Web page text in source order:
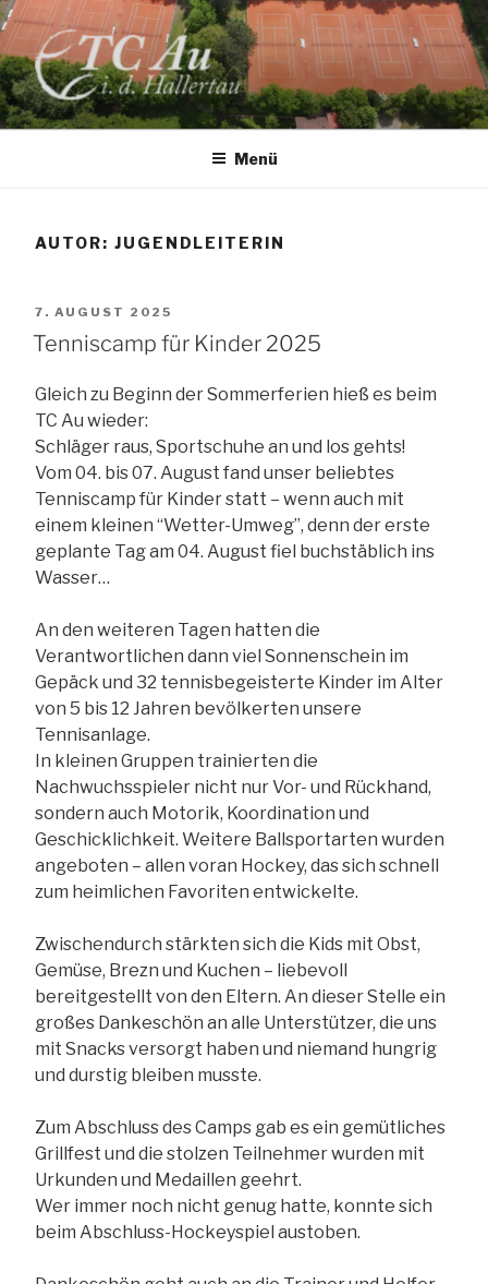
Zum
Inhalt
springen
TC AU Menü
AUTOR: JUGENDLEITERIN
VERÖFFENTLICHT
AM
7. AUGUST 2025
Tenniscamp für Kinder 2025
Gleich zu Beginn der Sommerferien hieß es beim
TC Au wieder:
Schläger raus, Sportschuhe an und los gehts!
Vom 04. bis 07. August fand unser beliebtes
Tenniscamp für Kinder statt – wenn auch mit
einem kleinen “Wetter-Umweg”, denn der erste
geplante Tag am 04. August fiel buchstäblich ins
Wasser…
An den weiteren Tagen hatten die
Verantwortlichen dann viel Sonnenschein im
Gepäck und 32 tennisbegeisterte Kinder im Alter
von 5 bis 12 Jahren bevölkerten unsere
Tennisanlage.
In kleinen Gruppen trainierten die
Nachwuchsspieler nicht nur Vor- und Rückhand,
sondern auch Motorik, Koordination und
Geschicklichkeit. Weitere Ballsportarten wurden
angeboten – allen voran Hockey, das sich schnell
zum heimlichen Favoriten entwickelte.
Zwischendurch stärkten sich die Kids mit Obst,
Gemüse, Brezn und Kuchen – liebevoll
bereitgestellt von den Eltern. An dieser Stelle ein
großes Dankeschön an alle Unterstützer, die uns
mit Snacks versorgt haben und niemand hungrig
und durstig bleiben musste.
Zum Abschluss des Camps gab es ein gemütliches
Grillfest und die stolzen Teilnehmer wurden mit
Urkunden und Medaillen geehrt.
Wer immer noch nicht genug hatte, konnte sich
beim Abschluss-Hockeyspiel austoben.